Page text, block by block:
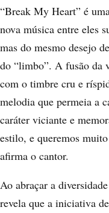
“Break My Heart” é
nova música entre eles
mas do mesmo desejo
do “limbo”. A fusão da
com o timbre cru e
melodia que permeia a
caráter viciante e
estilo, e queremos
afirma o cantor.
Ao abraçar a
revela que a iniciativa